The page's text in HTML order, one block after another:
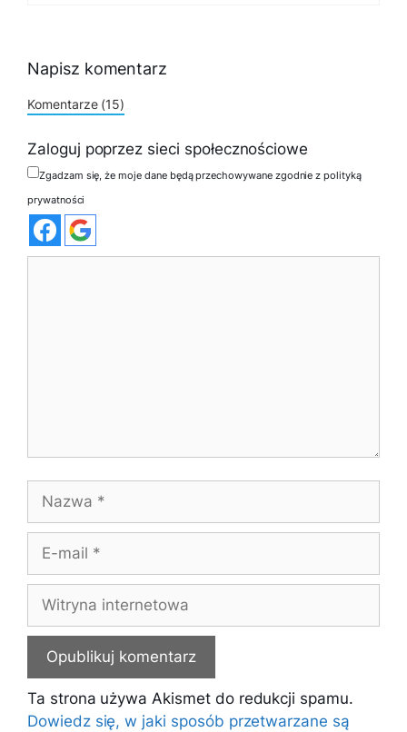
Napisz komentarz
Komentarze (15)
Zaloguj poprzez sieci społecznościowe
Zgadzam się, że moje dane będą przechowywane zgodnie z polityką
prywatności
Nazwa
Witryna
internetowa
Ta strona używa Akismet do redukcji spamu.
Dowiedz się, w jaki sposób przetwarzane są